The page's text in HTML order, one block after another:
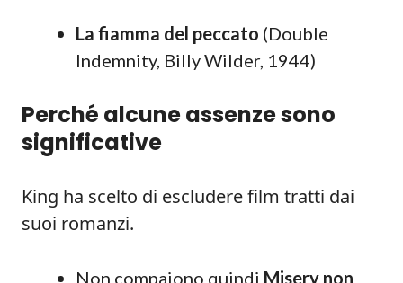
La fiamma del peccato (Double
Indemnity, Billy Wilder, 1944)
Perché alcune assenze sono
significative
King ha scelto di escludere film tratti dai
suoi romanzi.
Non compaiono quindi Misery non